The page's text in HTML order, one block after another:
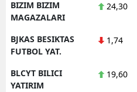
BIZIM BIZIM
MAGAZALARI
24,30
BJKAS BESIKTAS
FUTBOL YAT.
1,74
BLCYT BILICI
YATIRIM
19,60